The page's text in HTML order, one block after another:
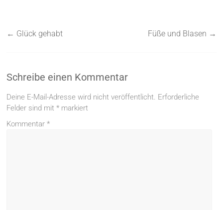
← Glück gehabt Füße und Blasen →
Schreibe einen Kommentar
Deine E-Mail-Adresse wird nicht veröffentlicht. Erforderliche
Felder sind mit* markiert
Kommentar*